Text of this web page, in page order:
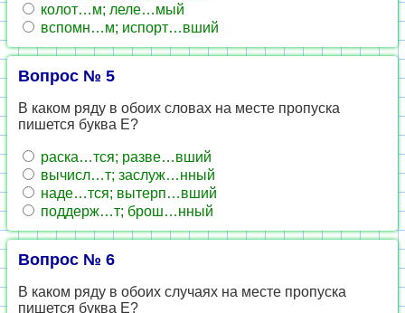
колот…м; леле…мый
вспомн…м; испорт…вший
Вопрос № 5
В каком ряду в обоих словах на месте пропуска
пишется буква Е?
раска…тся; разве…вший
вычисл…т; заслуж…нный
наде…тся; вытерп…вший
поддерж…т; брош…нный
Вопрос № 6
В каком ряду в обоих случаях на месте пропуска
пишется буква Е?